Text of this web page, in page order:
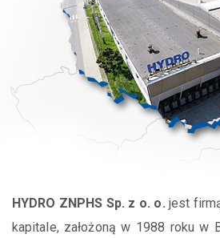
HYDRO ZNPHS Sp. z o. o. jest
kapitale, założoną w 1988 roku w